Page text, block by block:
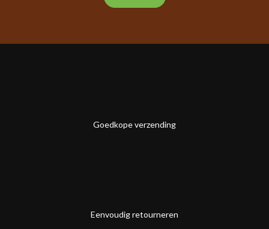
Goedkope verzending
Eenvoudig retourneren